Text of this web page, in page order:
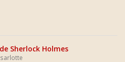
Sherlock Holmes